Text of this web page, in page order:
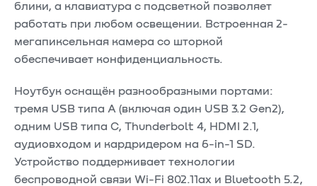
блики, а клавиатура с подсветкой позволяет
работать при любом освещении. Встроенная 2-
мегапиксельная камера со шторкой
обеспечивает конфиденциальность.​
Ноутбук оснащён разнообразными портами:
тремя USB типа A (включая один USB 3.2 Gen2),
одним USB типа C, Thunderbolt 4, HDMI 2.1,
аудиовходом и кардридером на 6-in-1 SD.
Устройство поддерживает технологии
беспроводной связи Wi-Fi 802.11ax и Bluetooth 5.2,